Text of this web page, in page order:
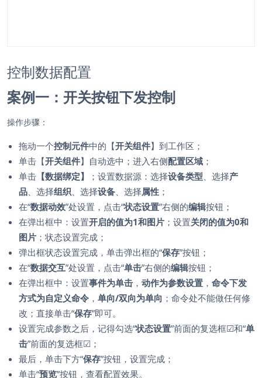
控制数据配置
案例一：开关按钮下发控制
操作步骤：
拖动一个控制元件中的【开关组件】到工作区；
单击【开关组件】自动选中；进入右侧配置区域 ；
单击 【数据绑定】 ；设置数据源：选择设备类型 、选择产
品 、选择组织 、选择设备 、选择属性 ；
在“数据动效”处设置，点击“状态设置”右侧的编辑按钮；
在弹出框中：设置开启的值为1和图片 ；设置关闭的值为0和
图片 ；状态设置完成；
弹出框状态设置完成，单击弹出框的“保存”按钮；
在“数据交互”处设置，点击“单击”右侧的编辑按钮；
在弹出框中：设置事件为单击 ， 动作为参数设置 ， 命令下发
方式为自定义命令 ， 单向/双向为单向 ；命令处不能做任何修
改；直接单击“保存”即可。
设置完成参数之后，记得勾选“状态设置”前面的复选框☑和“单
击”前面的复选框☑ ；
最后，单击下方“保存”按钮，设置完成；
单击“预览”按钮，查看配置效果。